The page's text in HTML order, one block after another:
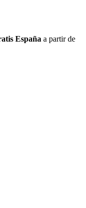
España a partir de